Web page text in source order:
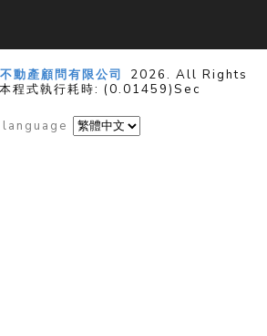
動產顧問有限公司
2026. All Rights
程式執行耗時: (0.01459)sec
language